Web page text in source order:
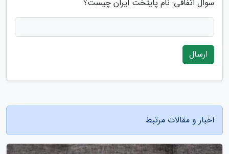
سوال اتفاقی: نام پایتخت ایران چیست؟
ارسال
اخبار و مقالات مرتبط